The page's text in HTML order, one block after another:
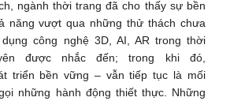
ngành thời trang đã cho thấy sự bền
năng vượt qua những thử thách chưa
công nghệ 3D, AI, AR trong thời
được nhắc đến; trong khi đó,
triển bền vững – vẫn tiếp tục là mối
những hành động thiết thực. Những